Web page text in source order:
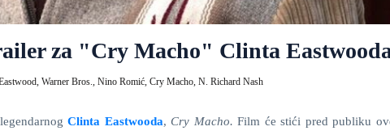
za "Cry Macho" Clinta
Warner Bros., Nino Romić, Cry Macho, N. Richard Nash
Clinta Eastwooda, Cry Macho. Film će stići pred publiku